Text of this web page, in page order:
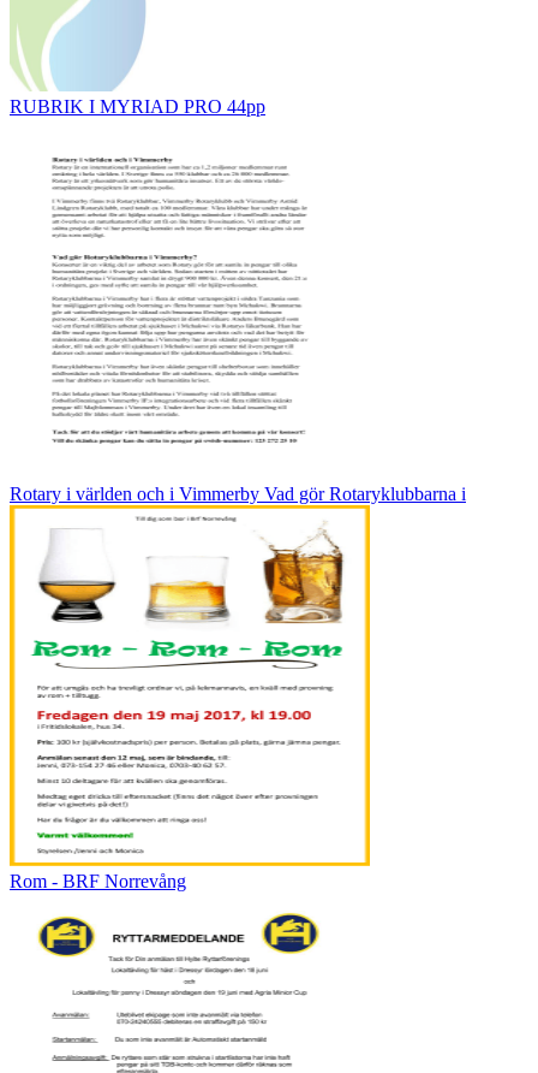
RUBRIK I MYRIAD PRO 44pp
Rotary i världen och i Vimmerby Vad gör Rotaryklubbarna i
Rom - BRF Norrevång